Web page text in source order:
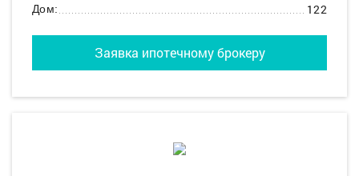
Дом: 122
Заявка ипотечному брокеру